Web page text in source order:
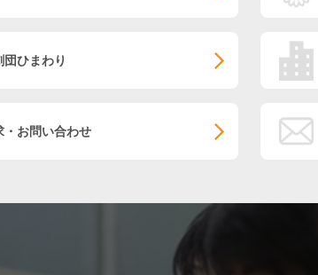
団ひまわり
・お問い合わせ